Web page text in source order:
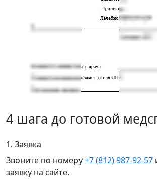
4 шага до готовой
1. Заявка
Звоните по номеру+7 (812) 987-92-57
заявку на сайте.